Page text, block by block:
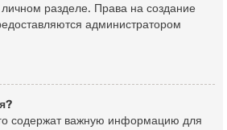
разделе. Права на создание
администратором
содержат важную информацию для